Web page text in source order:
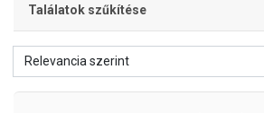
Találatok szűkítése
Relevancia szerint